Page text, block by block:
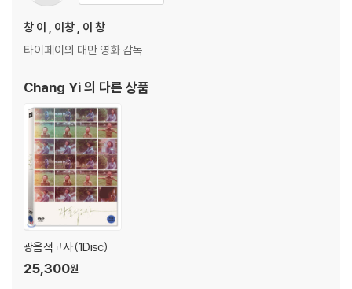
창 이 , 이창 , 이 창
타이페이의 대만 영화 감독
Chang Yi의 다른 상품
광음적고사 (1Disc)
25,300원